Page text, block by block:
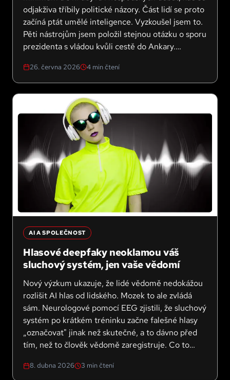
odjakživa tříbily politické názory. Část lidí se proto
začíná ptát umělé inteligence. Vyzkoušel jsem to.
Pěti nástrojům jsem položil stejnou otázku o sporu
prezidenta s vládou kvůli cestě do Ankary.
a jaký model jsem zvolil.
26. června 2026 4 min čtení
AI A SPOLEČNOST
Hlasové deepfaky neoklamou váš
sluchový systém, jen vaše vědomí
Nový výzkum ukazuje, že lidé vědomě nedokážou
rozlišit AI hlas od lidského. Mozek to ale zvládá
sám. Neurologové pomocí EEG zjistili, že sluchový
systém po krátkém tréninku začne falešné hlasy
„označovat" jinak než skutečné, a to dávno před
tím, než to člověk vědomě zaregistruje. Co to
podvodům?
8. dubna 2026 3 min čtení